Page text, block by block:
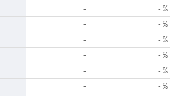
- - %
- - %
- - %
- - %
- - %
- - %